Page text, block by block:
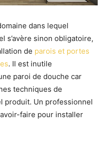
dans lequel
s’avère sinon obligatoire,
de parois et portes
. Il est inutile
paroi de douche car
techniques de
produit. Un professionnel
faire pour installer